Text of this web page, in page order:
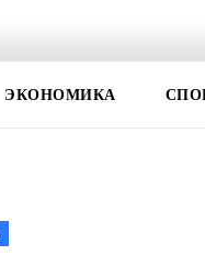
ЭКОНОМИКА